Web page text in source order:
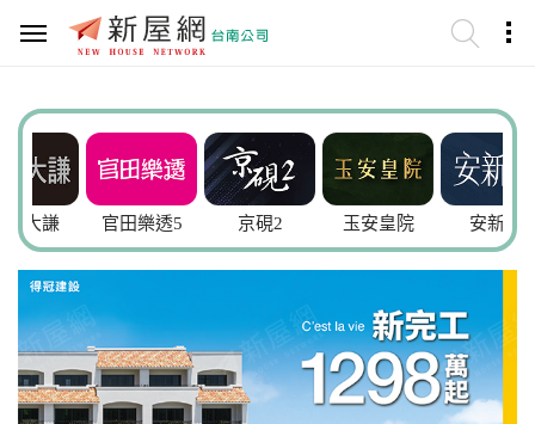
官田樂透5 玉安皇院 安新家